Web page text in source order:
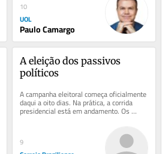
10
UOL
Paulo Camargo
A eleição dos passivos
políticos
A campanha eleitoral começa oficialmente
daqui a oito dias. Na prática, a corrida
presidencial está em andamento. Os
primeiros movimentos indicam...
9